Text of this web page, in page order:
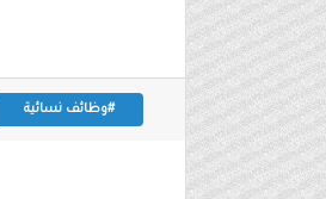
#وظائف نسائية